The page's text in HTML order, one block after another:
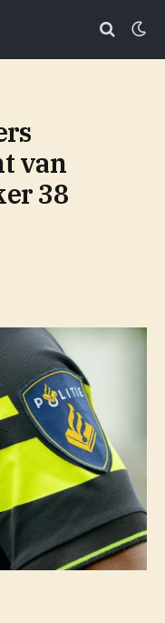
van
38